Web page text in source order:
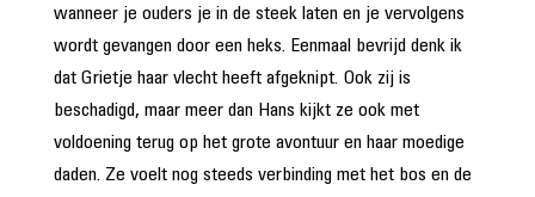
wanneer je ouders je in de steek laten en je vervolgens
wordt gevangen door een heks. Eenmaal bevrijd denk ik
dat Grietje haar vlecht heeft afgeknipt. Ook zij is
beschadigd, maar meer dan Hans kijkt ze ook met
voldoening terug op het grote avontuur en haar moedige
daden. Ze voelt nog steeds verbinding met het bos en de